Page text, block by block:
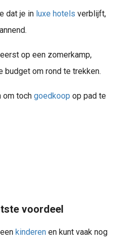
dat je in luxe hotels verblijft,
op een zomerkamp,
budget om rond te trekken.
om toch goedkoop op pad te
voordeel
kinderen en kunt vaak nog